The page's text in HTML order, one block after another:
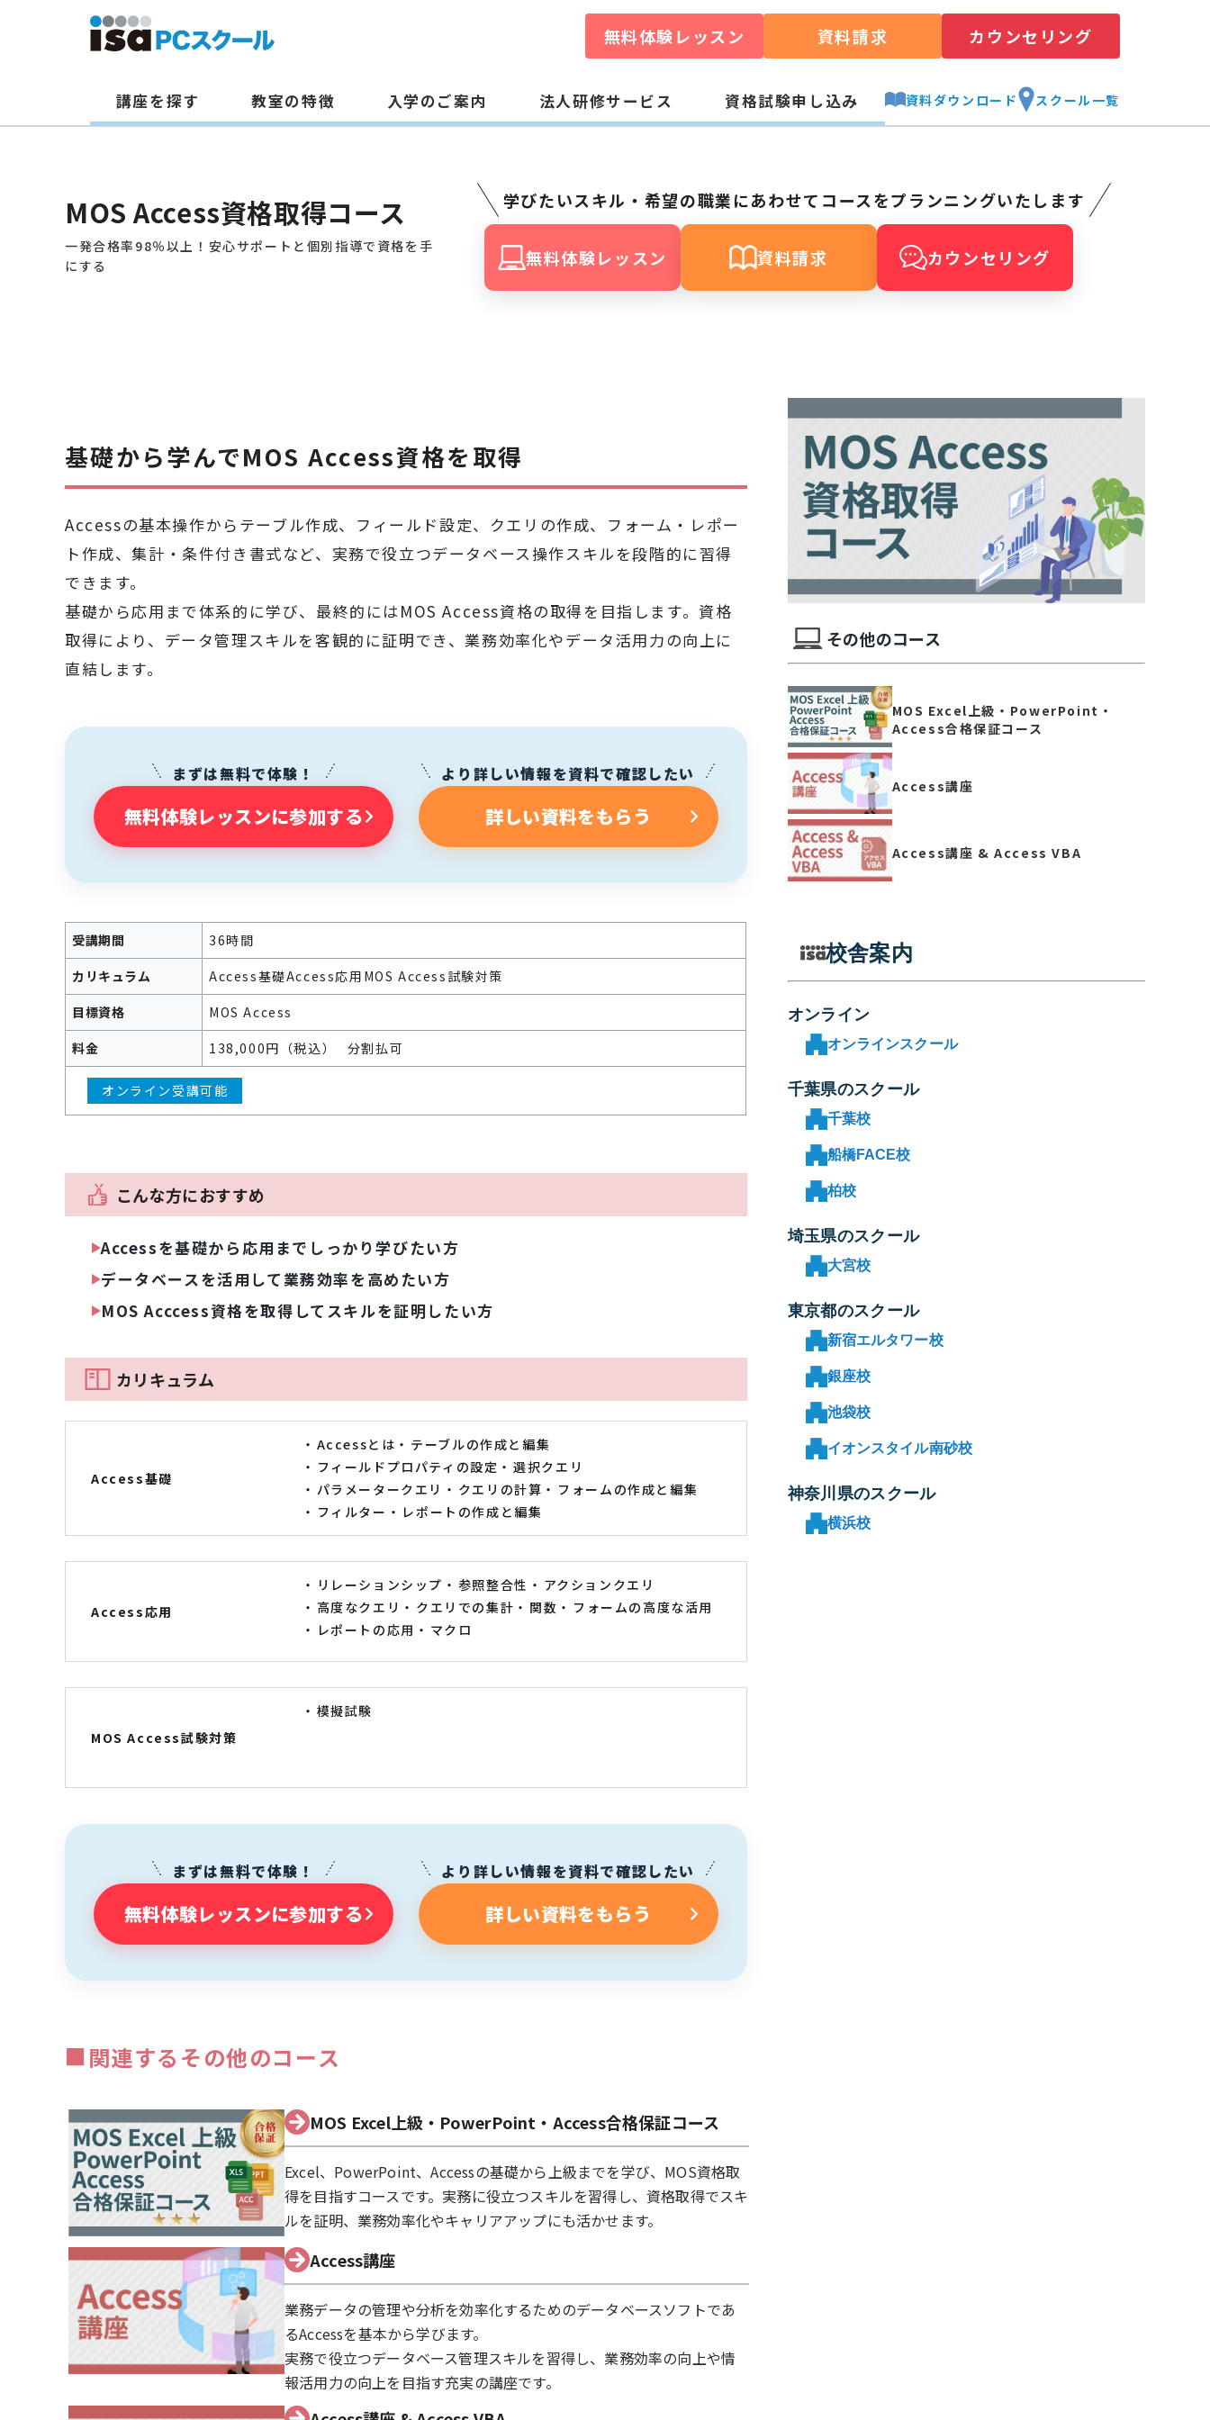
無料体験レッスン 資料請求 カウンセリング
講座を探す 教室の特徴 入学のご案内 法人研修サービス 資格試験申し込み 資料ダウンロード スクール一覧
MOS Access資格取得コース
一発合格率98％以上！安心サポートと個別指導で資格を手
にする
学びたいスキル・希望の職業にあわせてコースをプランニングいたします
無料体験レッスン 資料請求 カウンセリング
基礎から学んでMOS Access資格を取得
Accessの基本操作からテーブル作成、フィールド設定、クエリの作成、フォーム・レポー
ト作成、集計・条件付き書式など、実務で役立つデータベース操作スキルを段階的に習得
できます。
基礎から応用まで体系的に学び、最終的にはMOS Access資格の取得を目指します。資格
取得により、データ管理スキルを客観的に証明でき、業務効率化やデータ活用力の向上に
直結します。
まずは無料で体験！
無料体験レッスンに参加する
より詳しい情報を資料で確認したい
詳しい資料をもらう
受講期間
36時間
カリキュラム
Access基礎Access応用 MOS Access試験対策
目標資格
MOS Access
料金
138,000円（税込） 分割払可
オンライン受講可能
こんな方におすすめ
Accessを基礎から応用までしっかり学びたい方
データベースを活用して業務効率を高めたい方
MOS Acccess資格を取得してスキルを証明したい方
カリキュラム
Access基礎
Accessとは
テーブルの作成と編集
フィールドプロパティの設定
選択クエリ
パラメータークエリ
クエリの計算
フォームの作成と編集
フィルター
レポートの作成と編集
Access応用
リレーションシップ 参照整合性
アクションクエリ
高度なクエリ
クエリでの集計 関数
フォームの高度な活用
レポートの応用
マクロ
MOS Access試験対策
模擬試験
まずは無料で体験！
無料体験レッスンに参加する
より詳しい情報を資料で確認したい
詳しい資料をもらう
その他のコース
MOS Excel上級・PowerPoint・
Access合格保証コース
Access講座
Access講座 & Access VBA
校舎案内
オンライン
オンラインスクール
千葉県のスクール
千葉校
船橋FACE校
柏校
埼玉県のスクール
大宮校
東京都のスクール
新宿エルタワー校
銀座校
池袋校
イオンスタイル南砂校
神奈川県のスクール
横浜校
■関連するその他のコース
MOS Excel上級・PowerPoint・Access合格保証コース
Excel、PowerPoint、Accessの基礎から上級までを学び、MOS資格取
得を目指すコースです。実務に役立つスキルを習得し、資格取得でスキ
ルを証明、業務効率化やキャリアアップにも活かせます。
Access講座
業務データの管理や分析を効率化するためのデータベースソフトであ
るAccessを基本から学びます。
実務で役立つデータベース管理スキルを習得し、業務効率の向上や情
報活用力の向上を目指す充実の講座です。